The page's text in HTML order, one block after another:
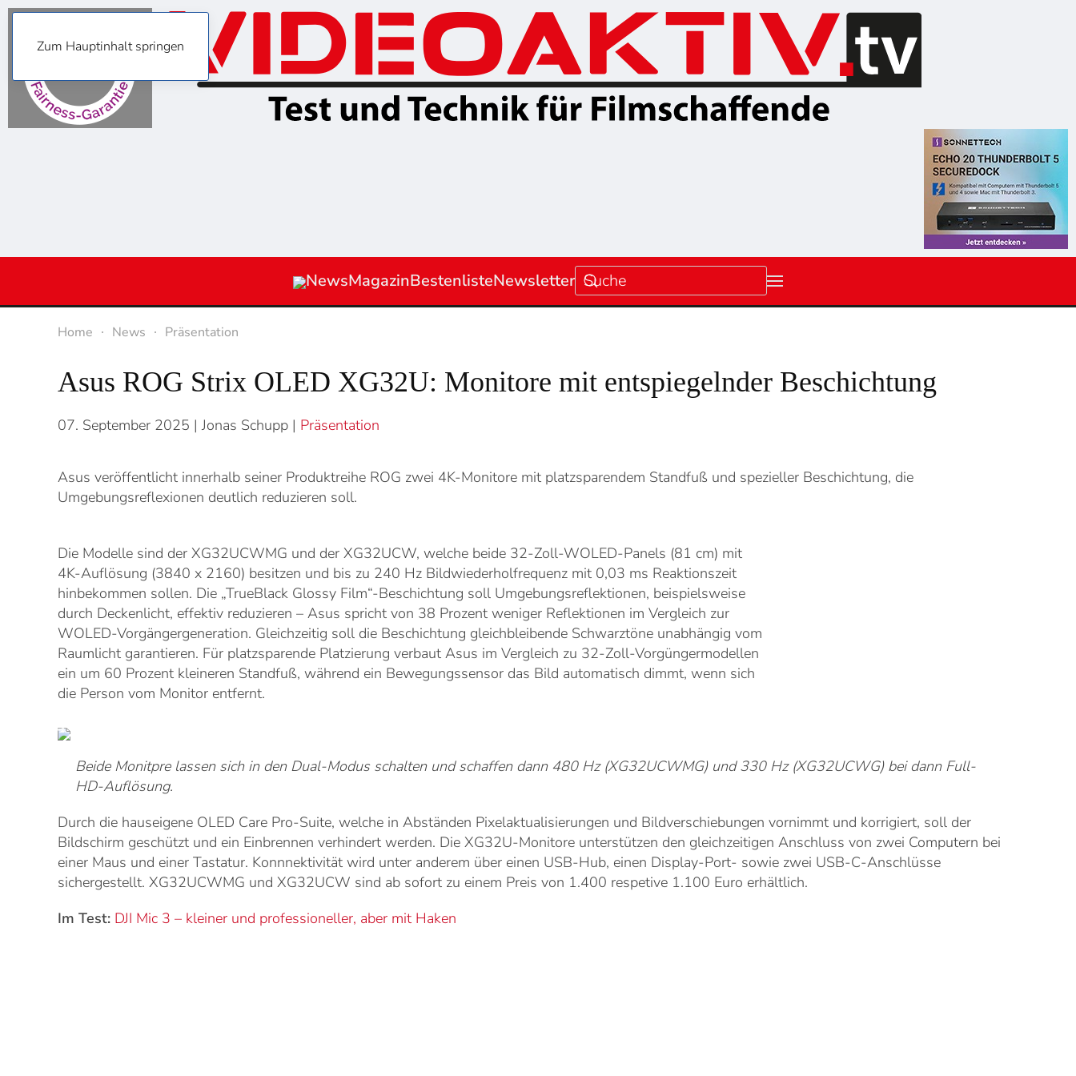
Zum Hauptinhalt springen
NewsMagazinBestenlisteNewsletter
Home News Präsentation
Asus ROG Strix OLED XG32U: Monitore mit entspiegelnder Beschichtung
07. September 2025 | Jonas Schupp | Präsentation
Asus veröffentlicht innerhalb seiner Produktreihe ROG zwei 4K-Monitore mit platzsparendem Standfuß und spezieller Beschichtung, die
Umgebungsreflexionen deutlich reduzieren soll.
Die Modelle sind der XG32UCWMG und der XG32UCW, welche beide 32-Zoll-WOLED-Panels (81 cm) mit
4K-Auflösung (3840 x 2160) besitzen und bis zu 240 Hz Bildwiederholfrequenz mit 0,03 ms Reaktionszeit
hinbekommen sollen. Die „TrueBlack Glossy Film“-Beschichtung soll Umgebungsreflektionen, beispielsweise
durch Deckenlicht, effektiv reduzieren – Asus spricht von 38 Prozent weniger Reflektionen im Vergleich zur
WOLED-Vorgängergeneration. Gleichzeitig soll die Beschichtung gleichbleibende Schwarztöne unabhängig vom
Raumlicht garantieren. Für platzsparende Platzierung verbaut Asus im Vergleich zu 32-Zoll-Vorgüngermodellen
ein um 60 Prozent kleineren Standfuß, während ein Bewegungssensor das Bild automatisch dimmt, wenn sich
die Person vom Monitor entfernt.
Beide Monitpre lassen sich in den Dual-Modus schalten und schaffen dann 480 Hz (XG32UCWMG) und 330 Hz (XG32UCWG) bei dann Full-
HD-Auflösung.
Durch die hauseigene OLED Care Pro-Suite, welche in Abständen Pixelaktualisierungen und Bildverschiebungen vornimmt und korrigiert, soll der
Bildschirm geschützt und ein Einbrennen verhindert werden. Die XG32U-Monitore unterstützen den gleichzeitigen Anschluss von zwei Computern bei
einer Maus und einer Tastatur. Konnnektivität wird unter anderem über einen USB-Hub, einen Display-Port- sowie zwei USB-C-Anschlüsse
sichergestellt. XG32UCWMG und XG32UCW sind ab sofort zu einem Preis von 1.400 respetive 1.100 Euro erhältlich.
Im Test: DJI Mic 3 – kleiner und professioneller, aber mit Haken